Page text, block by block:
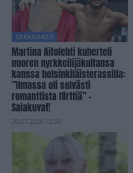
GEKKORAZZI
Martina Aitolehti kuherteli
nuoren nyrkkeilijäkultansa
kanssa helsinkiläisterassilla:
”Ilmassa oli selvästi
romanttista flirttiä” –
Salakuvat!
30.07.2026 13.50